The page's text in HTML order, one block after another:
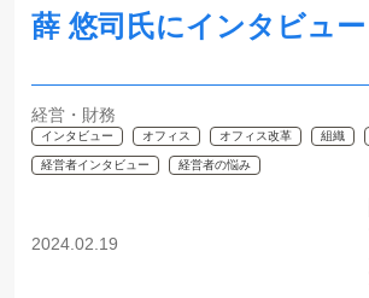
薛 悠司氏にインタビュー
経営・財務
インタビュー オフィス オフィス改革 組織
経営者インタビュー 経営者の悩み
2024.02.19